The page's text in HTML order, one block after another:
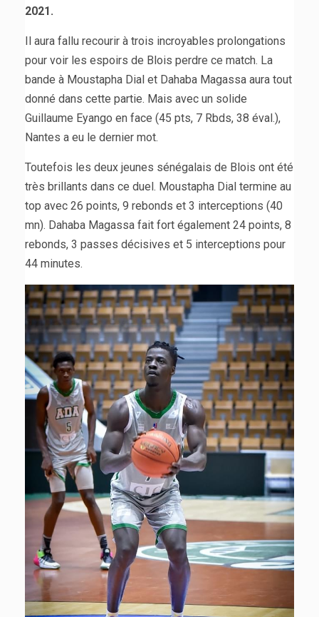
2021.
Il aura fallu recourir à trois incroyables prolongations
pour voir les espoirs de Blois perdre ce match. La
bande à Moustapha Dial et Dahaba Magassa aura tout
donné dans cette partie. Mais avec un solide
Guillaume Eyango en face (45 pts, 7 Rbds, 38 éval.),
Nantes a eu le dernier mot.
Toutefois les deux jeunes sénégalais de Blois ont été
très brillants dans ce duel. Moustapha Dial termine au
top avec 26 points, 9 rebonds et 3 interceptions (40
mn). Dahaba Magassa fait fort également 24 points, 8
rebonds, 3 passes décisives et 5 interceptions pour
44 minutes.